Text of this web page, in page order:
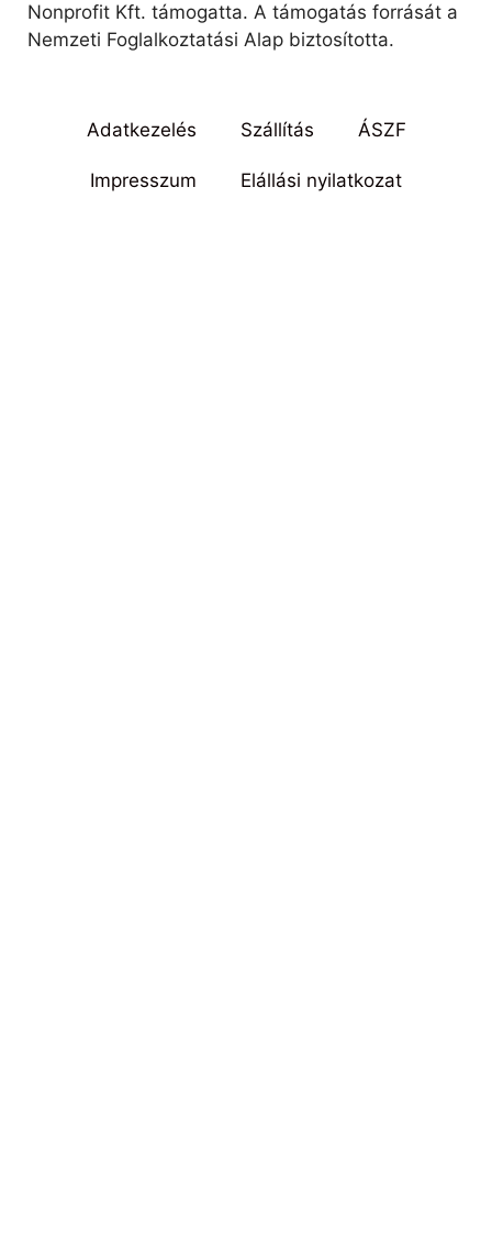
Nonprofit Kft. támogatta. A támogatás forrását a
Nemzeti Foglalkoztatási Alap biztosította.
Adatkezelés Szállítás ÁSZF
Impresszum Elállási nyilatkozat